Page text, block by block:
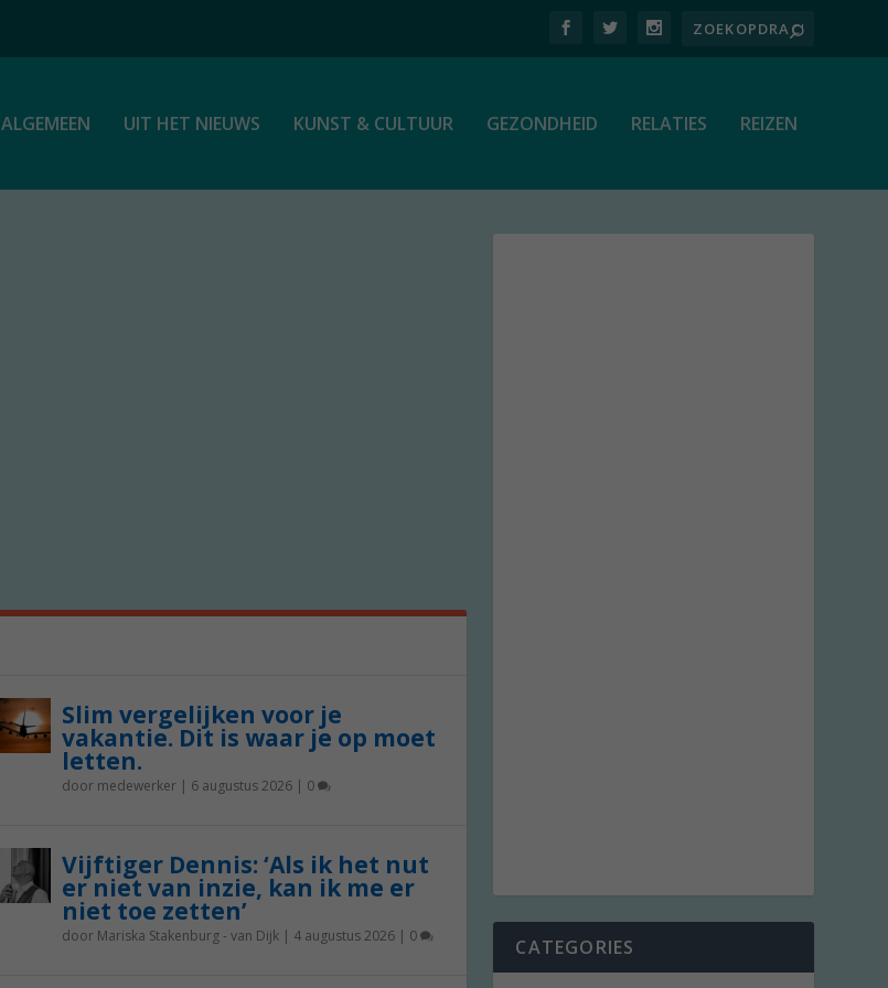
ALGEMEEN UIT HET NIEUWS KUNST & CULTUUR GEZONDHEID RELATIES REIZEN
Slim vergelijken voor je
vakantie. Dit is waar je op moet
letten.
door medewerker| 6 augustus 2026| 0
Vijftiger Dennis: ‘Als ik het nut
er niet van inzie, kan ik me er
niet toe zetten’
door Mariska Stakenburg - van Dijk| 4 augustus 2026| 0 CATEGORIES